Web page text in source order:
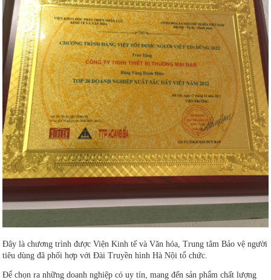
Đây là chương trình được Viện Kinh tế và Văn hóa, Trung tâm Bảo vệ người
tiêu dùng đã phối hợp với Đài Truyền hình Hà Nội tổ chức.
Để chọn ra những doanh nghiệp có uy tín, mang đến sản phẩm chất lượng